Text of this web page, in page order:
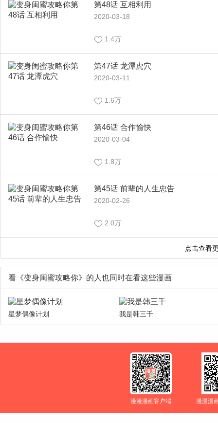
第48话 互相利用
2020-03-18
1.4万
第47话 龙潭虎穴
2020-03-11
1.6万
第46话 合作愉快
2020-03-04
1.8万
第45话 前辈的人生忠告
2020-02-26
2.0万
看《变身闺蜜攻略你》的人也同时在看这些漫画
星梦偶像计划 我是韩三千
漫漫漫画客户端 漫漫漫